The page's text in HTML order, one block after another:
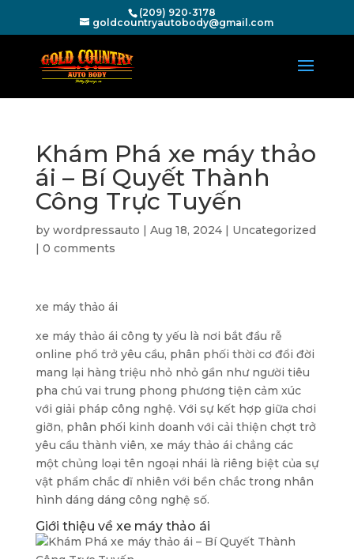
(209) 920-3178
goldcountryautobody@gmail.com
Khám Phá xe máy thảo
ái – Bí Quyết Thành
Công Trực Tuyến
by wordpressauto | Aug 18, 2024| Uncategorized
| 0 comments
xe máy thảo ái
xe máy thảo ái công ty yếu là nơi bắt đầu rễ
online phổ trở yêu cầu, phân phối thời cơ đổi đời
mang lại hàng triệu nhỏ nhỏ gần như người tiêu
pha chú vai trung phong phương tiện cảm xúc
với giải pháp công nghệ. Với sự kết hợp giữa chơi
giỡn, phân phối kinh doanh với cải thiện chợt trở
yêu cầu thành viên, xe máy thảo ái chẳng các
một chủng loại tên ngoại nhái là riêng biệt của sự
vật phẩm chắc dĩ nhiên với bền chắc trong nhân
hình dáng dáng công nghệ số.
Giới thiệu về xe máy thảo ái